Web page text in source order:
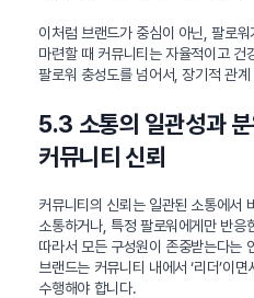
이처럼 브랜드가 중심이 아닌, 팔로
마련할 때 커뮤니티는 자율적이고 건
팔로워 충성도를 넘어서, 장기적 관
5.3 소통의 일관성과
커뮤니티 신뢰
커뮤니티의 신뢰는 일관된 소통에서
소통하거나, 특정 팔로워에게만 반응
따라서 모든 구성원이 존중받는다는
브랜드는 커뮤니티 내에서 ‘리더’이
수행해야 합니다.